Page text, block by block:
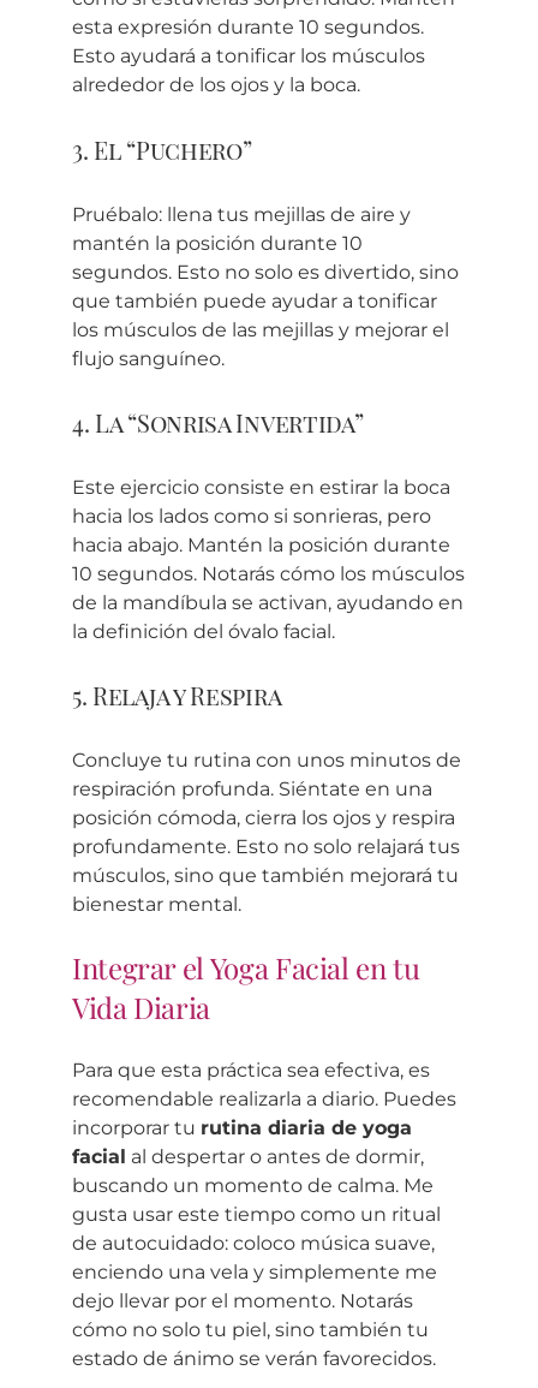
esta expresión durante 10 segundos.
Esto ayudará a tonificar los músculos
alrededor de los ojos y la boca.
3. El “Puchero”
Pruébalo: llena tus mejillas de aire y
mantén la posición durante 10
segundos. Esto no solo es divertido, sino
que también puede ayudar a tonificar
los músculos de las mejillas y mejorar el
flujo sanguíneo.
4. La “Sonrisa Invertida”
Este ejercicio consiste en estirar la boca
hacia los lados como si sonrieras, pero
hacia abajo. Mantén la posición durante
10 segundos. Notarás cómo los músculos
de la mandíbula se activan, ayudando en
la definición del óvalo facial.
5. Relaja y Respira
Concluye tu rutina con unos minutos de
respiración profunda. Siéntate en una
posición cómoda, cierra los ojos y respira
profundamente. Esto no solo relajará tus
músculos, sino que también mejorará tu
bienestar mental.
Integrar el Yoga Facial en tu
Vida Diaria
Para que esta práctica sea efectiva, es
recomendable realizarla a diario. Puedes
incorporar tu rutina diaria de yoga
facial al despertar o antes de dormir,
buscando un momento de calma. Me
gusta usar este tiempo como un ritual
de autocuidado: coloco música suave,
enciendo una vela y simplemente me
dejo llevar por el momento. Notarás
cómo no solo tu piel, sino también tu
estado de ánimo se verán favorecidos.